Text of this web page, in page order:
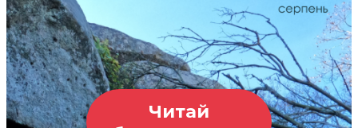
Читай